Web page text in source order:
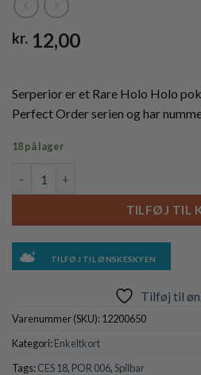
kr. 12,00
Serperior er et Rare Holo Holo
Perfect Order serien og har
18 på lager
TILFØJ TIL
TILFØJ TIL ØNSKESKYEN
Tilføj til
Varenummer (SKU):12200650
Kategori:Enkeltkort
Tags:CES 18, POR 006,Spilbar